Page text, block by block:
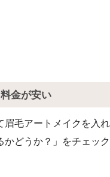
金が安い
眉毛アートメイクを入れ
どうか？」をチェック